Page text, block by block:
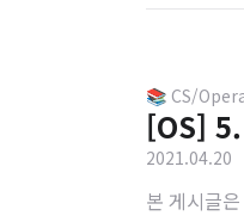
📚 CS/
[OS]
2021.04.20
본 게시글